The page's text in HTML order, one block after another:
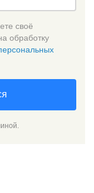
своё
обработку